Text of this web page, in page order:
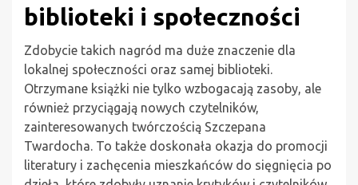
biblioteki i społeczności
Zdobycie takich nagród ma duże znaczenie dla
lokalnej społeczności oraz samej biblioteki.
Otrzymane książki nie tylko wzbogacają zasoby, ale
również przyciągają nowych czytelników,
zainteresowanych twórczością Szczepana
Twardocha. To także doskonała okazja do promocji
literatury i zachęcenia mieszkańców do sięgnięcia po